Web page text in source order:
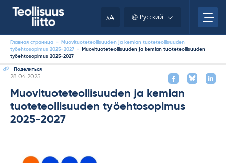
AA Русский
Главная страница -
Muovituoteteollisuuden ja kemian tuoteteollisuuden
työehtosopimus 2025−2027 -
Muovituoteteollisuuden ja kemian tuoteteollisuuden
työehtosopimus 2025-2027
Поделиться
Kirjoitettu
28.04.2025
Muovituoteteollisuuden ja kemian
tuoteteollisuuden työehtosopimus
2025-2027